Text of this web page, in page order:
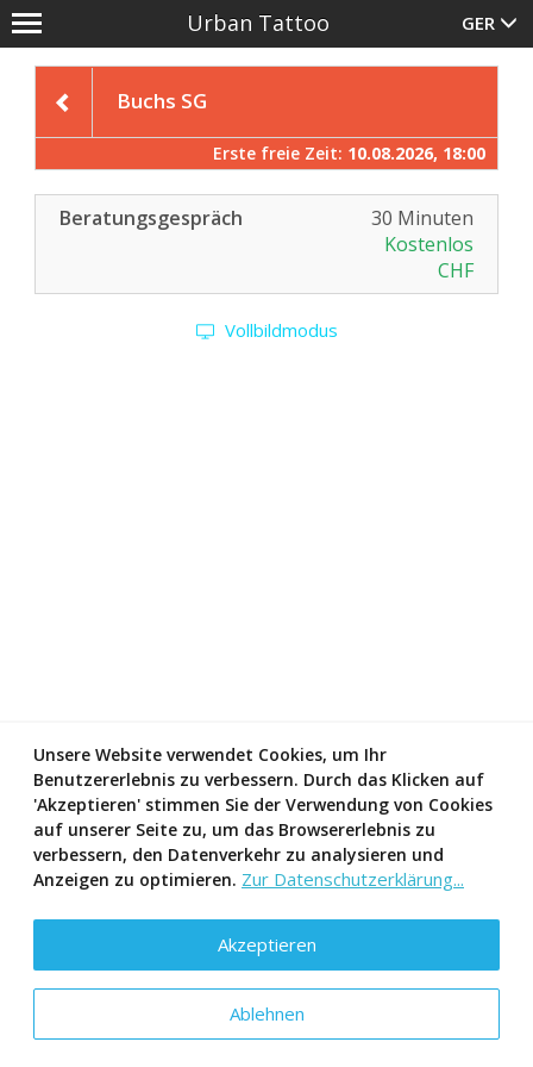
Urban Tattoo GER
Buchs SG
Erste freie Zeit: 10.08.2026, 18:00
Beratungsgespräch
30 Minuten
Kostenlos
CHF
Vollbildmodus
Unsere Website verwendet Cookies, um Ihr
Benutzererlebnis zu verbessern. Durch das Klicken auf
'Akzeptieren' stimmen Sie der Verwendung von Cookies
auf unserer Seite zu, um das Browsererlebnis zu
verbessern, den Datenverkehr zu analysieren und
Anzeigen zu optimieren. Zur Datenschutzerklärung...
Ablehnen
Akzeptieren
Anmelden
Füllen Sie bitte die folgenden Felder
aus, um sich anzumelden.
Registrieren Sie sich, falls Sie noch
keinen Benutzer-Account haben.
E-Mail-Adresse
Passwort